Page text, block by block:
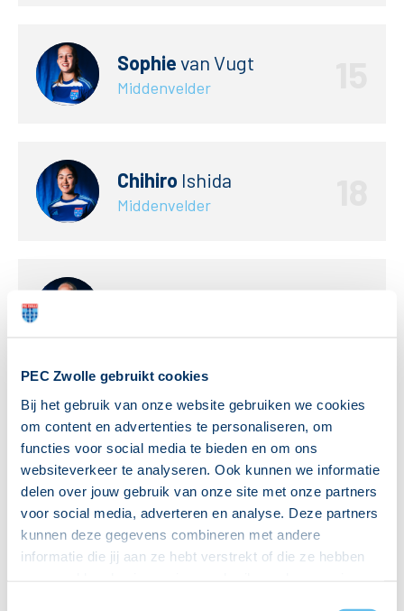
PEC Zwolle gebruikt cookies
Bij het gebruik van onze website gebruiken we cookies
om content en advertenties te personaliseren, om
functies voor social media te bieden en om ons
websiteverkeer te analyseren. Ook kunnen we informatie
delen over jouw gebruik van onze site met onze partners
voor social media, adverteren en analyse. Deze partners
kunnen deze gegevens combineren met andere
informatie die jij aan ze hebt verstrekt of die ze hebben
Sophievan Vugt
Middenvelder
Chihiro Ishida
Middenvelder
Maureenvan Drogen
24
Senne van de Velde
Middenvelder
Aanvallers